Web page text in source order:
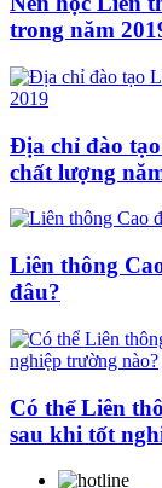
trong năm
Địa chỉ đào
chất lượng
Liên thông
đâu?
Có thể Liên
sau khi tốt